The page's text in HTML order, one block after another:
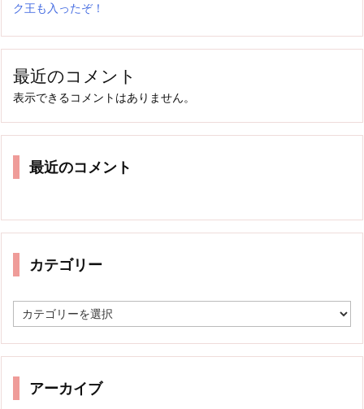
ク王も入ったぞ！
最近のコメント
表示できるコメントはありません。
最近のコメント
カテゴリー
テ
リ
アーカイブ